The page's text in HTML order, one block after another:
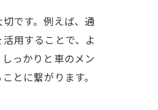
です。例えば、通
用することで、よ
っかりと車のメン
とに繋がります。